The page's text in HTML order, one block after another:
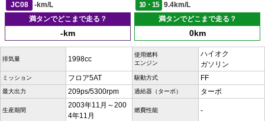
JC08
-km/L 10・15
9.4km/L
満タンでどこまで走る？
-km
満タンでどこまで走る？
0km
排気量 1998cc
使用燃料
エンジン
ハイオク
ガソリン
ミッション フロア5AT 駆動方式 FF
最大出力 209ps/5300rpm 過給器（ターボ） ターボ
生産期間
2003年11月～200
4年11月
燃費性能 -